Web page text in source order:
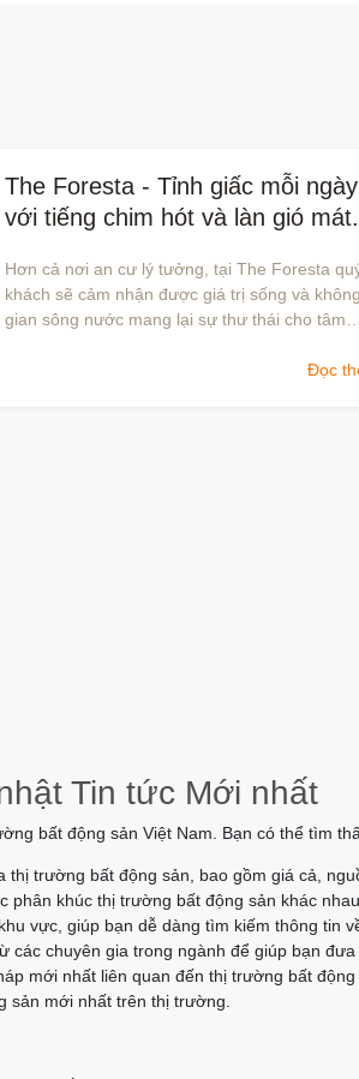
The Foresta - Tỉnh giấc mỗi ngày
với tiếng chim hót và làn gió mát.
Hơn cả nơi an cư lý tưởng, tại The Foresta
khách sẽ cảm nhận được giá trị sống và không
gian sông nước mang lại sự thư thái cho tâm
Đọc
Tin tức Mới nhất
bất động sản Việt Nam. Bạn có thể tìm
trường bất động sản, bao gồm giá cả,
phân khúc thị trường bất động sản khác
vực, giúp bạn dễ dàng tìm kiếm thông tin
các chuyên gia trong ngành để giúp bạn
mới nhất liên quan đến thị trường bất động
sản mới nhất trên thị trường.